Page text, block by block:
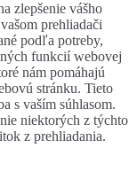
zlepšenie vášho
prehliadači
podľa potreby,
funkcií webovej
nám pomáhajú
stránku. Tieto
s vaším súhlasom.
niektorých z týchto
z prehliadania.